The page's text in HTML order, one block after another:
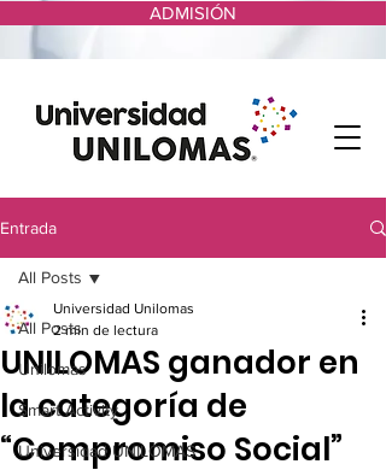
ADMISIÓN
Entrada
All Posts
Unilomas
Smart Activity
Universidad UNILOMAS
All Posts
UNILOMAS ganador en
la categoría de
“Compromiso Social”
Universidad Unilomas
2 min de lectura